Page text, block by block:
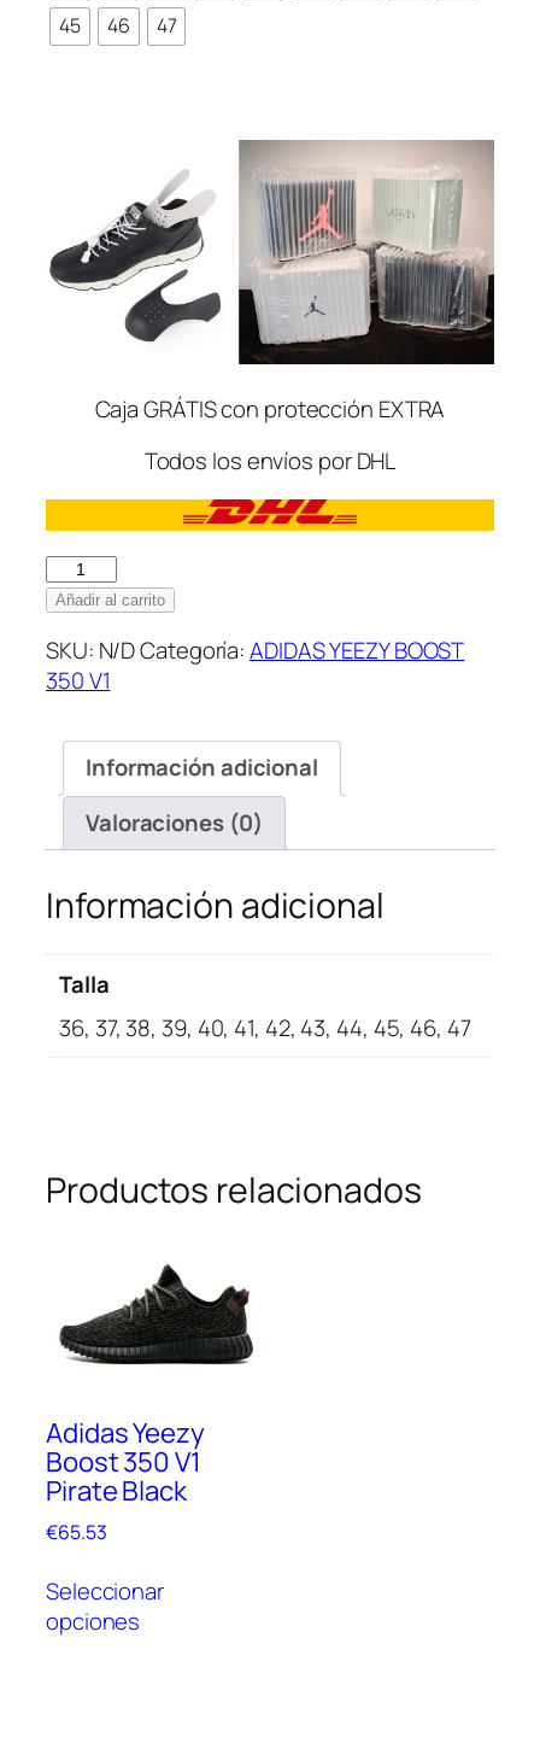
45
46 47
Caja GRÁTIS con protección EXTRA
Todos los envíos por DHL
Adidas
Yeezy
350
V1
cantidad
Añadir al carrito
SKU: N/DCategoría:ADIDAS YEEZY BOOST
350 V1
Información adicional
Valoraciones (0)
Información adicional
Talla
36, 37, 38, 39, 40, 41, 42, 43, 44, 45, 46, 47
Productos relacionados
Adidas Yeezy
Boost 350 V1
Pirate Black
€65.53
Seleccionar
opciones